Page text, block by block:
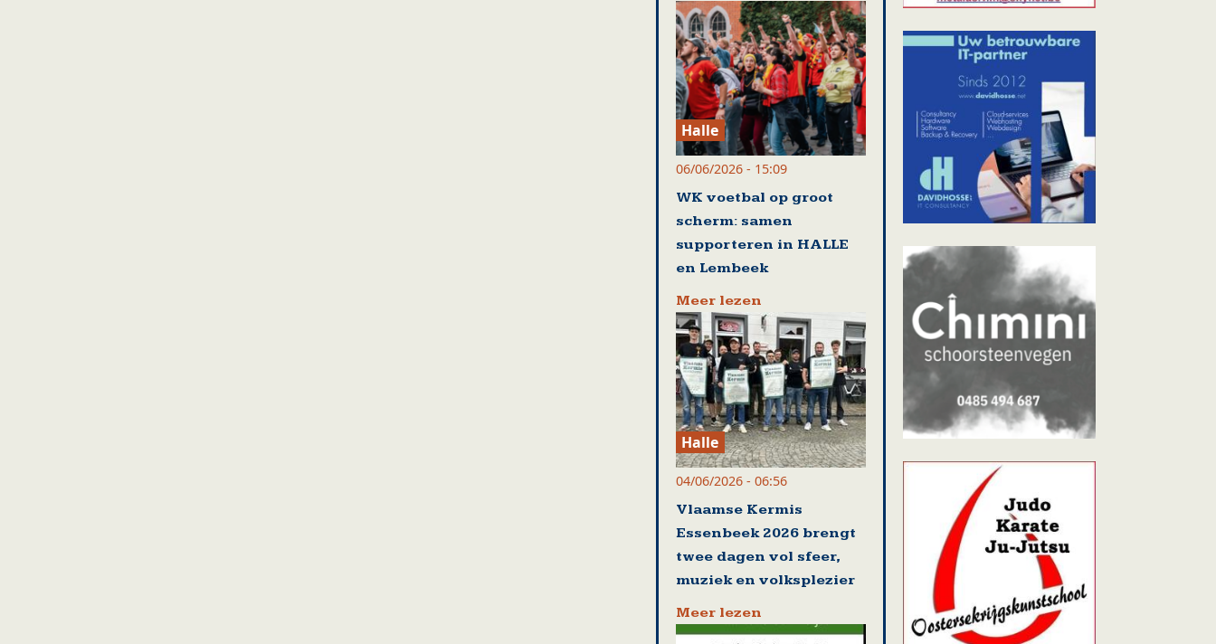
Halle
06/06/2026 - 15:09
WK voetbal op groot
scherm: samen
supporteren in HALLE
en Lembeek
Meer lezen
Halle
04/06/2026 - 06:56
Vlaamse Kermis
Essenbeek 2026 brengt
twee dagen vol sfeer,
muziek en volksplezier
Meer lezen